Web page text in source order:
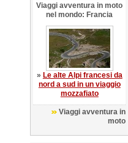
Viaggi avventura in moto
nel mondo: Francia
» Le alte Alpi francesi da
nord a sud in un viaggio
mozzafiato
Viaggi avventura in
moto